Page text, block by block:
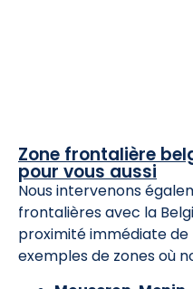
Zone frontalière
pour vous aussi
Nous intervenons
frontalières avec la
proximité immédiate de
exemples de zones où